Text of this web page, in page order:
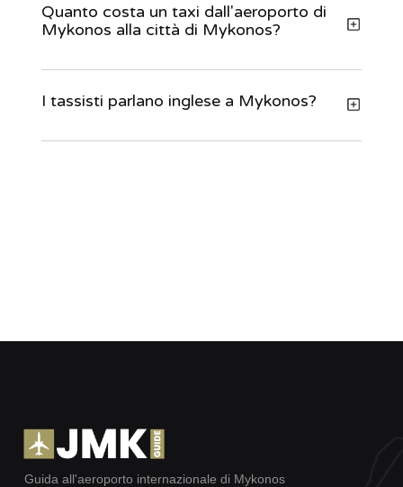
Quanto costa un taxi dall'aeroporto di
Mykonos alla città di Mykonos?
I tassisti parlano inglese a Mykonos?
Guida all'aeroporto internazionale di Mykonos